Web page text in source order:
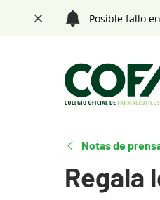
Saltar navegación. Ir
Posible fallo
Notas de
Regala